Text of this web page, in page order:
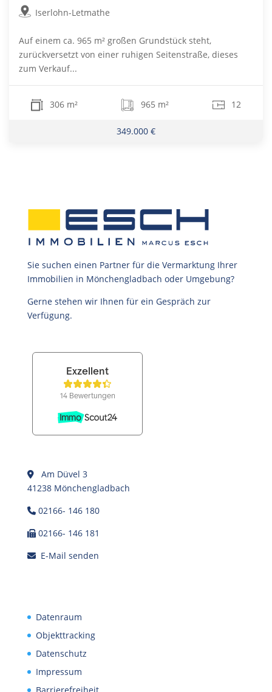
Iserlohn-Letmathe
Auf einem ca. 965 m² großen Grundstück steht,
zurückversetzt von einer ruhigen Seitenstraße, dieses
zum Verkauf...
306 m² 965 m² 12
349.000 €
Sie suchen einen Partner für die Vermarktung Ihrer
Immobilien in Mönchengladbach oder Umgebung?
Gerne stehen wir Ihnen für ein Gespräch zur
Verfügung.
Am Düvel 3
41238 Mönchengladbach
02166- 146 180
02166- 146 181
E-Mail senden
Datenraum
Objekttracking
Datenschutz
Impressum